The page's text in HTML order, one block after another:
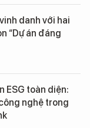
danh với hai
“Dự án đáng
ESG toàn diện:
nghệ trong